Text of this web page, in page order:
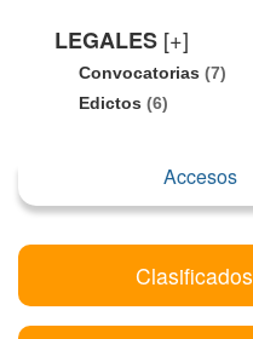
LEGALES [+]
Convocatorias (7)
Edictos (6)
Accesos
Clasificados